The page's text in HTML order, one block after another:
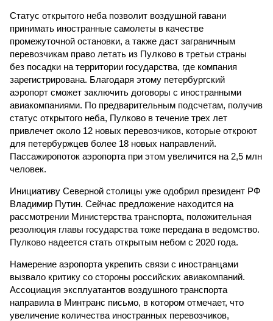
Статус открытого неба позволит воздушной гавани
принимать иностранные самолеты в качестве
промежуточной остановки, а также даст заграничным
перевозчикам право летать из Пулково в третьи страны
без посадки на территории государства, где компания
зарегистрирована. Благодаря этому петербургский
аэропорт сможет заключить договоры с иностранными
авиакомпаниями. По предварительным подсчетам, получив
статус открытого неба, Пулково в течение трех лет
привлечет около 12 новых перевозчиков, которые откроют
для петербуржцев более 18 новых направлений.
Пассажиропоток аэропорта при этом увеличится на 2,5 млн
человек.
Инициативу Северной столицы уже одобрил президент РФ
Владимир Путин. Сейчас предложение находится на
рассмотрении Министерства транспорта, положительная
резолюция главы государства тоже передана в ведомство.
Пулково надеется стать открытым небом с 2020 года.
Намерение аэропорта укрепить связи с иностранцами
вызвало критику со стороны российских авиакомпаний.
Ассоциация эксплуатантов воздушного транспорта
направила в Минтранс письмо, в котором отмечает, что
увеличение количества иностранных перевозчиков,